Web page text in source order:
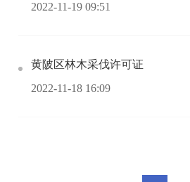
2022-11-19 09:51
黄陂区林木采伐许可证
2022-11-18 16:09